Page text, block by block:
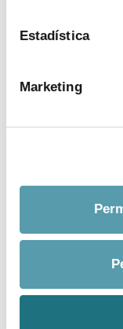
Estadística
Marketing